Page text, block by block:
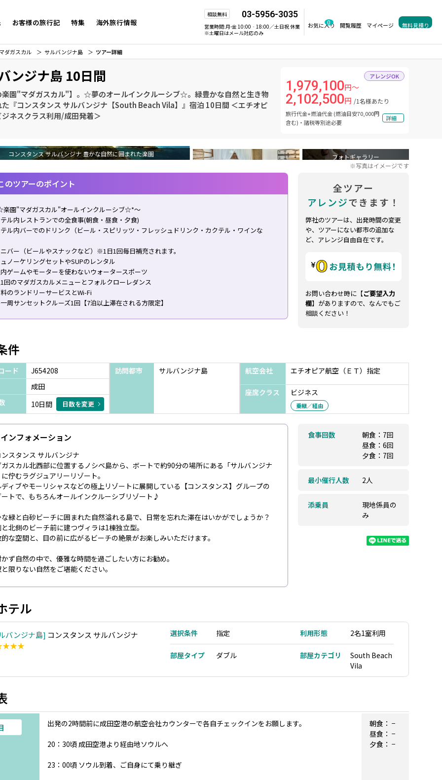
お客様の旅行記 特集 海外旅行情報
相談無料 03-5956-3035
営業時間:月-金 10:00‐18:00／土日祝 休業
※土曜日はメール対応のみ
お気に入り
0 閲覧履歴 マイページ 無料見積り
ダガスカル サルバンジナ島 ツアー詳細
ンジナ島 10日間
楽園"マダガスカル"】。☆夢のオールインクルーシブ☆。緑豊かな自然と生き物
『コンスタンス サルバンジナ【South Beach Vila】』宿泊 10日間 ＜エチオピ
ネスクラス利用/成田発着＞
アレンジOK
1,979,100円～
2,102,500円 /1名様あたり
旅行代金+燃油代金 (燃油目安70,000円
含む)・諸税等別途必要
詳細
コンスタンス サルバンジナ 豊かな自然に囲まれた楽園
フォトギャラリー
※写真はイメージです
のツアーのポイント
園"マダガスカル"オールインクルーシブ☆*～
ル内レストランでの全食事(朝食・昼食・夕食)
ル内バーでのドリンク（ビール・スピリッツ・フレッシュドリンク・カクテル・ワインな
バー（ビールやスナックなど）※1日1回毎日補充されます。
ノーケリングセットやSUPのレンタル
ゲームやモーターを使わないウォータースポーツ
回のマダガスカルメニューとフォルクローレダンス
のランドリーサービスとWi-Fi
周サンセットクルーズ1回【7泊以上滞在される方限定】
全ツアー
アレンジできます！
弊社のツアーは、出発時間の変更
や、ツアーにない都市の追加な
ど、アレンジ自由自在です。
お問い合わせ時に【ご要望入力
欄】がありますので、なんでもご
相談ください！
件
ード
J654208
成田
10日間 日数を変更
訪問都市 サルバンジナ島 航空会社 エチオピア航空（ＥＴ）指定
座席クラス ビジネス
乗継／経由
インフォメーション
スタンス サルバンジナ
スカル北西部に位置するノシベ島から、ボートで約90分の場所にある「サルバンジナ
佇むラグジュアリーリゾート。
ィブやモーリシャスなどの極上リゾートに展開している【コンスタンス】グループの
トで、もちろんオールインクルーシブリゾート♪
緑と白砂ビーチに囲まれた自然溢れる島で、日常を忘れた滞在はいかがでしょうか？
北側のビーチ前に建つヴィラは1棟独立型。
な空間と、目の前に広がるビーチの絶景がお楽しみいただけます。
ず自然の中で、優雅な時間を過ごしたい方にお勧め。
限りない自然をご堪能ください。
食事回数
朝食：7回
昼食：6回
夕食：7回
最小催行人数 2人
添乗員
現地係員の
み
テル
バンジナ島 コンスタンス サルバンジナ
選択条件 指定 利用形態 2名1室利用
部屋タイプ ダブル 部屋カテゴリ
South Beach
Vila
出発の2時間前に成田空港の航空会社カウンターで各自チェックインをお願します。
20：30頃 成田空港より経由地ソウルへ
23：00頃 ソウル到着、ご自身にて乗り継ぎ
朝食： −
昼食： −
夕食： −